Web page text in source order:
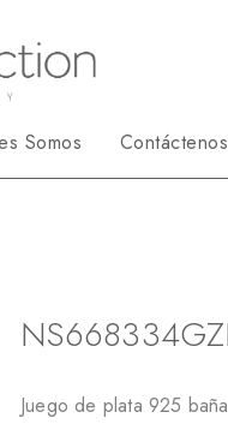
Somos Contáctenos
Juego de plata 925